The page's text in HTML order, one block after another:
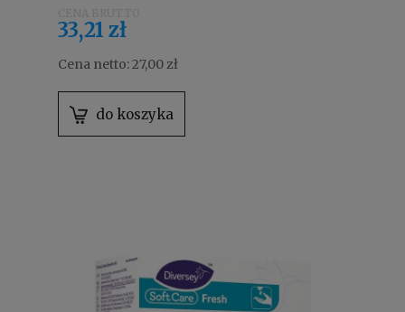
33,21 zł
Cena netto:27,00 zł
do koszyka